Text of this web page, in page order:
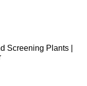
Screening Plants |